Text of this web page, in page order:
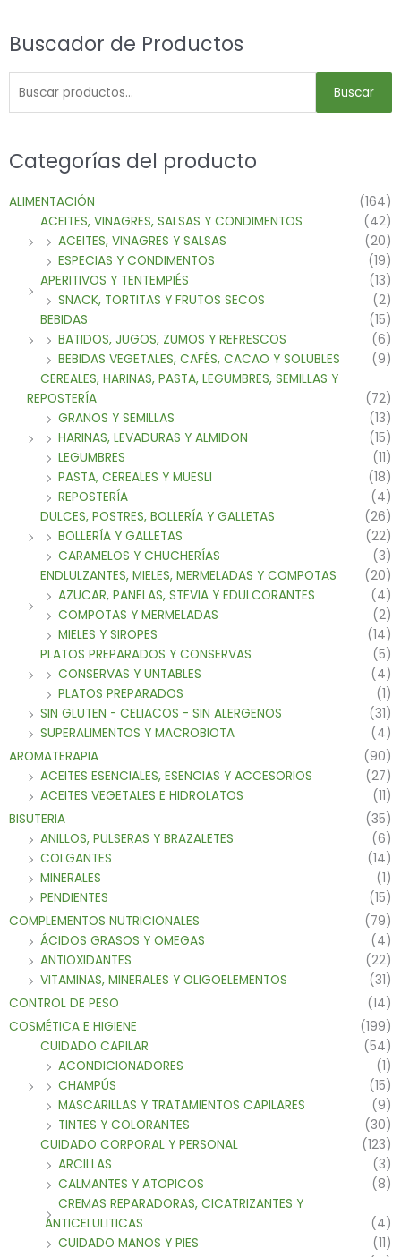
Buscador de Productos
Buscar
Categorías del producto
ALIMENTACIÓN
(164)
ACEITES, VINAGRES, SALSAS Y CONDIMENTOS
(42)
ACEITES, VINAGRES Y SALSAS
(20)
ESPECIAS Y CONDIMENTOS
(19)
APERITIVOS Y TENTEMPIÉS
(13)
SNACK, TORTITAS Y FRUTOS SECOS
(2)
BEBIDAS
(15)
BATIDOS, JUGOS, ZUMOS Y REFRESCOS
(6)
BEBIDAS VEGETALES, CAFÉS, CACAO Y SOLUBLES
(9)
CEREALES, HARINAS, PASTA, LEGUMBRES, SEMILLAS Y
REPOSTERÍA
(72)
GRANOS Y SEMILLAS
(13)
HARINAS, LEVADURAS Y ALMIDON
(15)
LEGUMBRES
(11)
PASTA, CEREALES Y MUESLI
(18)
REPOSTERÍA
(4)
DULCES, POSTRES, BOLLERÍA Y GALLETAS
(26)
BOLLERÍA Y GALLETAS
(22)
CARAMELOS Y CHUCHERÍAS
(3)
ENDLULZANTES, MIELES, MERMELADAS Y COMPOTAS
(20)
AZUCAR, PANELAS, STEVIA Y EDULCORANTES
(4)
COMPOTAS Y MERMELADAS
(2)
MIELES Y SIROPES
(14)
PLATOS PREPARADOS Y CONSERVAS
(5)
CONSERVAS Y UNTABLES
(4)
PLATOS PREPARADOS
(1)
SIN GLUTEN - CELIACOS - SIN ALERGENOS
(31)
SUPERALIMENTOS Y MACROBIOTA
(4)
AROMATERAPIA
(90)
ACEITES ESENCIALES, ESENCIAS Y ACCESORIOS
(27)
ACEITES VEGETALES E HIDROLATOS
(11)
BISUTERIA
(35)
ANILLOS, PULSERAS Y BRAZALETES
(6)
COLGANTES
(14)
MINERALES
(1)
PENDIENTES
(15)
COMPLEMENTOS NUTRICIONALES
(79)
ÁCIDOS GRASOS Y OMEGAS
(4)
ANTIOXIDANTES
(22)
VITAMINAS, MINERALES Y OLIGOELEMENTOS
(31)
CONTROL DE PESO
(14)
COSMÉTICA E HIGIENE
(199)
CUIDADO CAPILAR
(54)
ACONDICIONADORES
(1)
CHAMPÚS
(15)
MASCARILLAS Y TRATAMIENTOS CAPILARES
(9)
TINTES Y COLORANTES
(30)
CUIDADO CORPORAL Y PERSONAL
(123)
ARCILLAS
(3)
CALMANTES Y ATOPICOS
(8)
CREMAS REPARADORAS, CICATRIZANTES Y
ANTICELULITICAS
(4)
CUIDADO MANOS Y PIES
(11)